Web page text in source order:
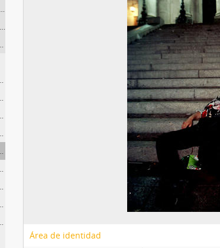
Área de identidad